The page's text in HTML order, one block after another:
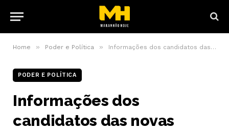
Home » Poder e Política » Informações dos candidatos das novas eleições podem ser acessadas no Portal do TSE
PODER E POLÍTICA
Informações dos
candidatos das novas